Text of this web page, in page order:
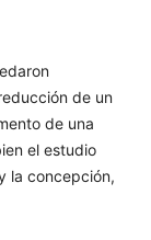
de un
de una
el estudio
la concepción,